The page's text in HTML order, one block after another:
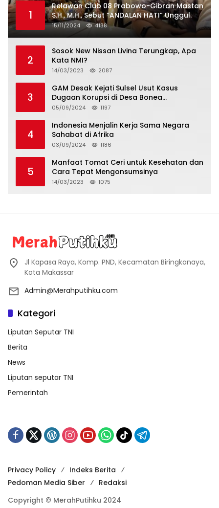
1
Relawan Club 08 Prabowo-Gibran Mastan
S.H., M.H., Sebut “ANDALAN HATI” Unggul.
15/11/2024 4138
2
Sosok New Nissan Livina Terungkap, Apa
Kata NMI?
14/03/2023 2087
3
GAM Desak Kejati Sulsel Usut Kasus
Dugaan Korupsi di Desa Bonea
Kabupeten Kepulauan Selayar
05/09/2024 1197
4
Indonesia Menjalin Kerja Sama Negara
Sahabat di Afrika
03/09/2024 1186
5
Manfaat Tomat Ceri untuk Kesehatan dan
Cara Tepat Mengonsumsinya
14/03/2023 1075
Jl Kapasa Raya, Komp. PND, Kecamatan Biringkanaya,
Kota Makassar
Admin@Merahputihku.com
Kategori
Liputan Seputar TNI
Berita
News
Liputan seputar TNI
Pemerintah
Privacy Policy
Indeks Berita
Pedoman Media Siber
Redaksi
Copyright © MerahPutihku 2024